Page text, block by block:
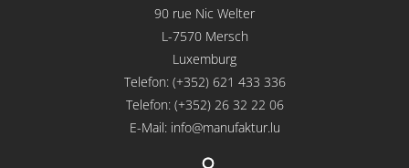
90 rue Nic Welter
L-7570 Mersch
Luxemburg
Telefon: (+352) 621 433 336
Telefon: (+352) 26 32 22 06
E-Mail: info@manufaktur.lu